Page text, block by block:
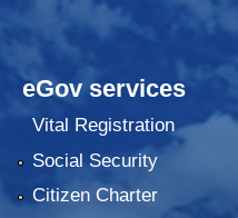
eGov services
Vital Registration
Social Security
Citizen Charter